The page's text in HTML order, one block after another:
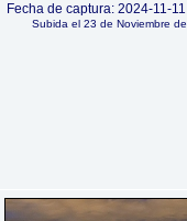
Fecha de captura: 2024-11-
Subida el 23 de Noviembre